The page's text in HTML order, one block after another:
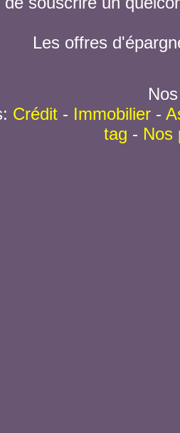
Les offres
Crédit- Immobilier-
tag - Nos